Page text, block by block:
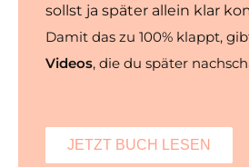
sollst ja später allein klar
Damit das zu 100% klappt,
Videos, die du später
JETZT BUCH LESEN